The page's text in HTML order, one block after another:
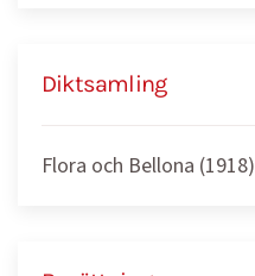
Diktsamling
Flora och Bellona (1918)